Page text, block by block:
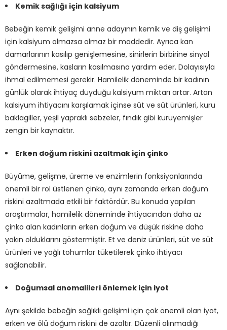
Kemik sağlığı için kalsiyum
Bebeğin kemik gelişimi anne adayının kemik ve diş gelişimi
için kalsiyum olmazsa olmaz bir maddedir. Ayrıca kan
damarlarının kasılıp genişlemesine, sinirlerin birbirine sinyal
göndermesine, kasların kasılmasına yardım eder. Dolayısıyla
ihmal edilmemesi gerekir. Hamilelik döneminde bir kadının
günlük olarak ihtiyaç duyduğu kalsiyum miktarı artar. Artan
kalsiyum ihtiyacını karşılamak içinse süt ve süt ürünleri, kuru
baklagiller, yeşil yapraklı sebzeler, fındık gibi kuruyemişler
zengin bir kaynaktır.
Erken doğum riskini azaltmak için çinko
Büyüme, gelişme, üreme ve enzimlerin fonksiyonlarında
önemli bir rol üstlenen çinko, aynı zamanda erken doğum
riskini azaltmada etkili bir faktördür. Bu konuda yapılan
araştırmalar, hamilelik döneminde ihtiyacından daha az
çinko alan kadınların erken doğum ve düşük riskine daha
yakın olduklarını göstermiştir. Et ve deniz ürünleri, süt ve süt
ürünleri ve yağlı tohumlar tüketilerek çinko ihtiyacı
sağlanabilir.
Doğumsal anomalileri önlemek için iyot
Aynı şekilde bebeğin sağlıklı gelişimi için çok önemli olan iyot,
erken ve ölü doğum riskini de azaltır. Düzenli alınmadığı